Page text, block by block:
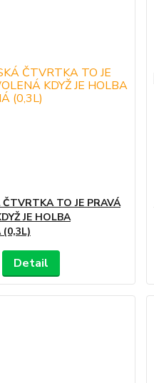
ČTVRTKA TO JE PRAVÁ
JE HOLBA
(0,3L)
Detail